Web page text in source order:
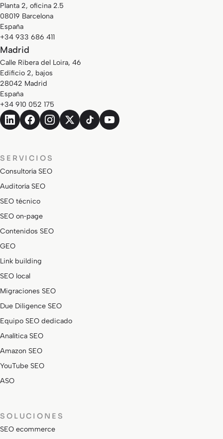
Planta 2, oficina 2.5
08019 Barcelona
España
+34 933 686 411
Madrid
Calle Ribera del Loira, 46
Edificio 2, bajos
28042 Madrid
España
+34 910 052 175
SERVICIOS
Consultoría SEO
Auditoría SEO
SEO técnico
SEO on‑page
Contenidos SEO
GEO
Link building
SEO local
Migraciones SEO
Due Diligence SEO
Equipo SEO dedicado
Analítica SEO
Amazon SEO
YouTube SEO
ASO
SOLUCIONES
SEO ecommerce